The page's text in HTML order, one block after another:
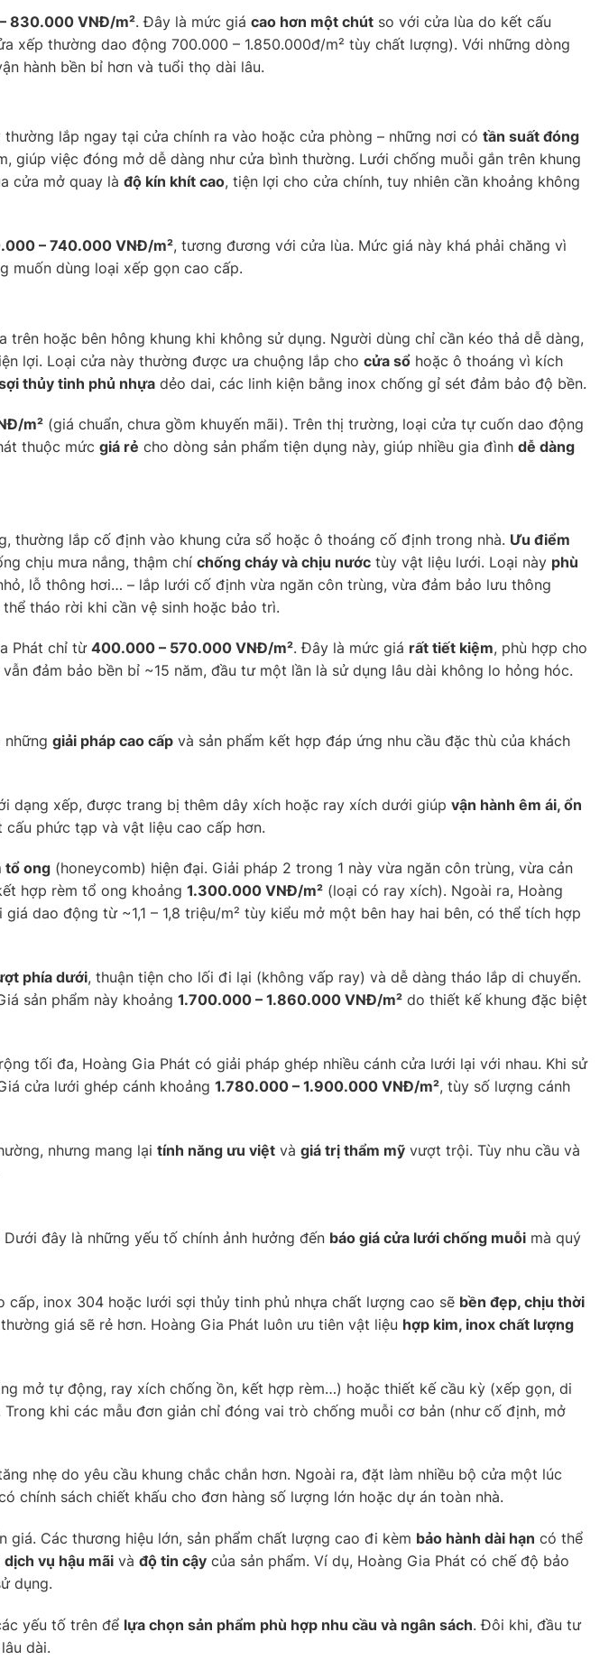
830.000 VNĐ/m². Đây là mức giá cao hơn một chút so với cửa lùa do kết cấu
thường dao động 700.000 – 1.850.000đ/m² tùy chất lượng). Với những dòng
hành bền bỉ hơn và tuổi thọ dài lâu.
lắp ngay tại cửa chính ra vào hoặc cửa phòng – những nơi có tần suất đóng
giúp việc đóng mở dễ dàng như cửa bình thường. Lưới chống muỗi gắn trên khung
cửa mở quay là độ kín khít cao, tiện lợi cho cửa chính, tuy nhiên cần khoảng không
– 740.000 VNĐ/m², tương đương với cửa lùa. Mức giá này khá phải chăng vì
muốn dùng loại xếp gọn cao cấp.
hoặc bên hông khung khi không sử dụng. Người dùng chỉ cần kéo thả dễ dàng,
lợi. Loại cửa này thường được ưa chuộng lắp cho cửa sổ hoặc ô thoáng vì kích
thủy tinh phủ nhựa dẻo dai, các linh kiện bằng inox chống gỉ sét đảm bảo độ bền.
m² (giá chuẩn, chưa gồm khuyến mãi). Trên thị trường, loại cửa tự cuốn dao động
thuộc mức giá rẻ cho dòng sản phẩm tiện dụng này, giúp nhiều gia đình dễ dàng
thường lắp cố định vào khung cửa sổ hoặc ô thoáng cố định trong nhà. Ưu điểm
chịu mưa nắng, thậm chí chống cháy và chịu nước tùy vật liệu lưới. Loại này phù
lỗ thông hơi… – lắp lưới cố định vừa ngăn côn trùng, vừa đảm bảo lưu thông
tháo rời khi cần vệ sinh hoặc bảo trì.
Phát chỉ từ400.000 – 570.000 VNĐ/m². Đây là mức giá rất tiết kiệm, phù hợp cho
đảm bảo bền bỉ ~15 năm, đầu tư một lần là sử dụng lâu dài không lo hỏng hóc.
những giải pháp cao cấp và sản phẩm kết hợp đáp ứng nhu cầu đặc thù của khách
dạng xếp, được trang bị thêm dây xích hoặc ray xích dưới giúp vận hành êm ái, ổn
phức tạp và vật liệu cao cấp hơn.
tổ ong(honeycomb) hiện đại. Giải pháp 2 trong 1 này vừa ngăn côn trùng, vừa cản
hợp rèm tổ ong khoảng 1.300.000 VNĐ/m²(loại có ray xích). Ngoài ra, Hoàng
dao động từ ~1,1 – 1,8 triệu/m² tùy kiểu mở một bên hay hai bên, có thể tích hợp
phía dưới, thuận tiện cho lối đi lại (không vấp ray) và dễ dàng tháo lắp di chuyển.
sản phẩm này khoảng 1.700.000 – 1.860.000 VNĐ/m²do thiết kế khung đặc biệt
tối đa, Hoàng Gia Phát có giải pháp ghép nhiều cánh cửa lưới lại với nhau. Khi sử
cửa lưới ghép cánh khoảng 1.780.000 – 1.900.000 VNĐ/m², tùy số lượng cánh
nhưng mang lại tính năng ưu việt và giá trị thẩm mỹ vượt trội. Tùy nhu cầu và
Dưới đây là những yếu tố chính ảnh hưởng đến báo giá cửa lưới chống muỗi mà quý
inox 304 hoặc lưới sợi thủy tinh phủ nhựa chất lượng cao sẽ bền đẹp, chịu thời
giá sẽ rẻ hơn. Hoàng Gia Phát luôn ưu tiên vật liệu hợp kim, inox chất lượng
mở tự động, ray xích chống ồn, kết hợp rèm…) hoặc thiết kế cầu kỳ (xếp gọn, di
khi các mẫu đơn giản chỉ đóng vai trò chống muỗi cơ bản (như cố định, mở
nhẹ do yêu cầu khung chắc chắn hơn. Ngoài ra, đặt làm nhiều bộ cửa một lúc
chính sách chiết khấu cho đơn hàng số lượng lớn hoặc dự án toàn nhà.
giá. Các thương hiệu lớn, sản phẩm chất lượng cao đi kèm bảo hành dài hạn có thể
dịch vụ hậu mãivà độ tin cậycủa sản phẩm. Ví dụ, Hoàng Gia Phát có chế độ bảo
dụng.
yếu tố trên để lựa chọn sản phẩm phù hợp nhu cầu và ngân sách. Đôi khi, đầu tư
dài.